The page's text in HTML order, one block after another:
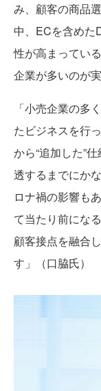
み、顧客の商品
中、ECを含めた
性が高まってい
企業が多いのが
「小売企業の多
たビジネスを行
から“追加した”
透するまでにか
ロナ禍の影響も
て当たり前にな
顧客接点を融合
す」（口脇氏）